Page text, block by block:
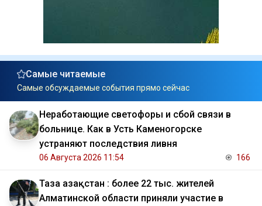
Самые читаемые
Самые обсуждаемые события прямо сейчас
Неработающие светофоры и сбой связи в
больнице. Как в Усть Каменогорске
устраняют последствия ливня
06 Августа 2026 11:54 166
Таза Қазақстан : более 22 тыс. жителей
Алматинской области приняли участие в